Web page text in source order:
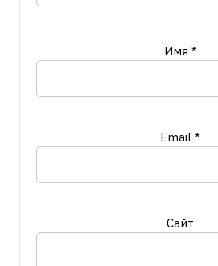
Имя *
Email *
Сайт